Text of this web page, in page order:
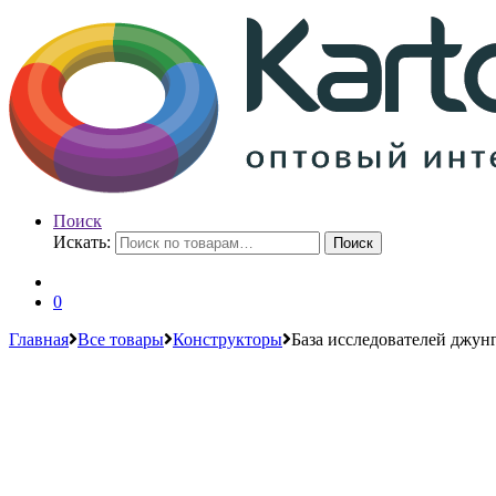
Поиск
Искать:
Поиск
0
Главная Все товары Конструкторы База исследователей